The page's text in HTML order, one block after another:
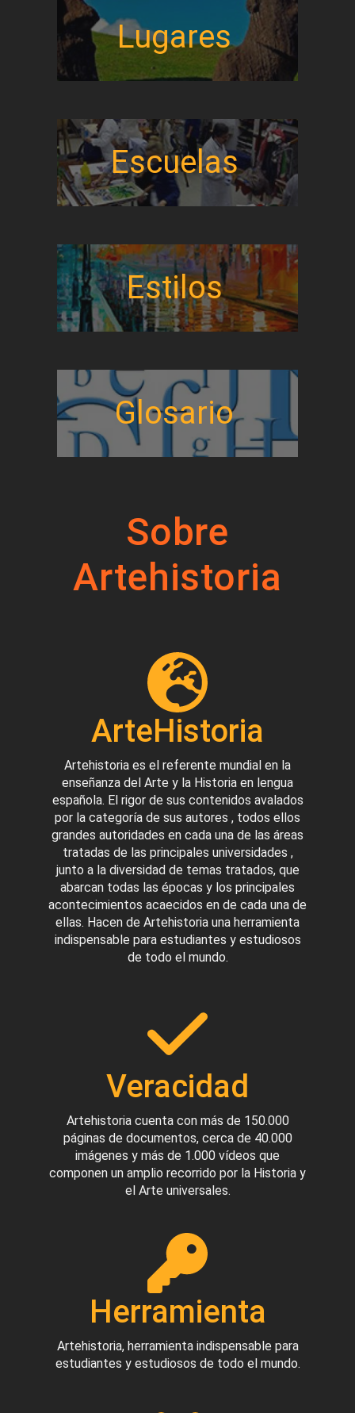
Lugares
Escuelas
Estilos
Glosario
Sobre
Artehistoria
ArteHistoria
Artehistoria es el referente mundial en la
enseñanza del Arte y la Historia en lengua
española. El rigor de sus contenidos avalados
por la categoría de sus autores , todos ellos
grandes autoridades en cada una de las áreas
tratadas de las principales universidades ,
junto a la diversidad de temas tratados, que
abarcan todas las épocas y los principales
acontecimientos acaecidos en de cada una de
ellas. Hacen de Artehistoria una herramienta
indispensable para estudiantes y estudiosos
de todo el mundo.
Veracidad
Artehistoria cuenta con más de 150.000
páginas de documentos, cerca de 40.000
imágenes y más de 1.000 vídeos que
componen un amplio recorrido por la Historia y
el Arte universales.
Herramienta
Artehistoria, herramienta indispensable para
estudiantes y estudiosos de todo el mundo.